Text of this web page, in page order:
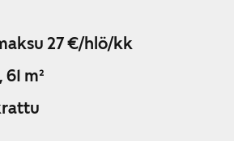
27 €/hlö/kk
m²